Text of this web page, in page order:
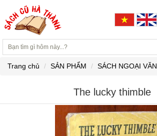
Trang chủ SẢN PHẨM SÁCH NGOẠI VĂN
The lucky thimble